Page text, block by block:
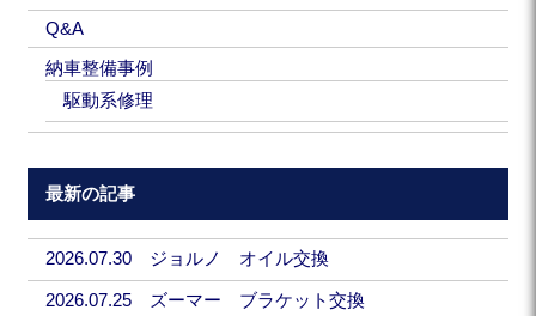
Q&A
納車整備事例
駆動系修理
最新の記事
2026.07.30 ジョルノ オイル交換
2026.07.25 ズーマー ブラケット交換